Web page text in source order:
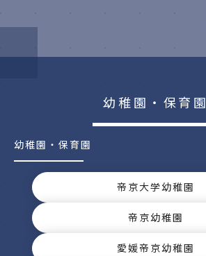
幼稚園・保育園
幼稚園・保育園
帝京大学幼稚園
帝京幼稚園
愛媛帝京幼稚園